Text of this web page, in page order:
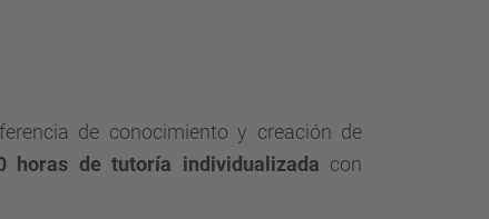
de conocimiento y creación de
horas de tutoría individualizada con